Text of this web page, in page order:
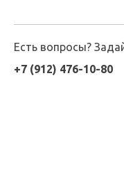
Есть вопросы?
+7 (912) 476-10-80